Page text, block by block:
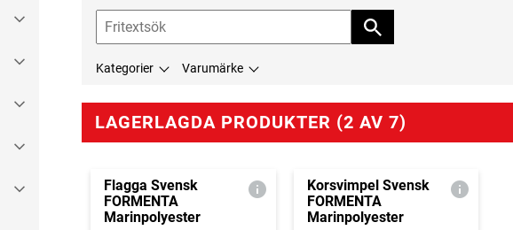
Kategorier Varumärke
LAGERLAGDA PRODUKTER (2 AV 7)
Flagga Svensk
FORMENTA
Marinpolyester
Korsvimpel Svensk
FORMENTA
Marinpolyester